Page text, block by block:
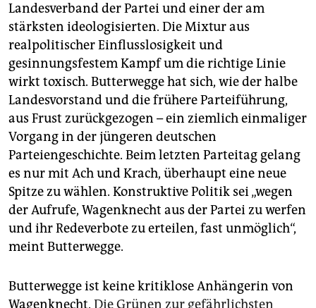
Landesverband der Partei und einer der am
stärksten ideologisierten. Die Mixtur aus
realpolitischer Einflusslosigkeit und
gesinnungsfestem Kampf um die richtige Linie
wirkt toxisch. Butterwegge hat sich, wie der halbe
Landesvorstand und die frühere Parteiführung,
aus Frust zurückgezogen – ein ziemlich einmaliger
Vorgang in der jüngeren deutschen
Parteiengeschichte. Beim letzten Parteitag gelang
es nur mit Ach und Krach, überhaupt eine neue
Spitze zu wählen. Konstruktive Politik sei „wegen
der Aufrufe, Wagenknecht aus der Partei zu werfen
und ihr Redeverbote zu erteilen, fast unmöglich“,
meint Butterwegge.
Butterwegge ist keine kritiklose Anhängerin von
Wagenknecht. Die Grünen zur gefährlichsten